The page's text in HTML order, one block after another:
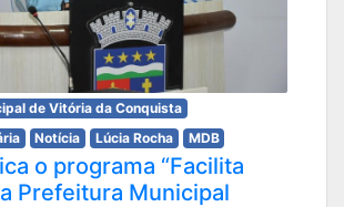
de Vitória da Conquista
Notícia Lúcia Rocha MDB
o programa “Facilita
Prefeitura Municipal